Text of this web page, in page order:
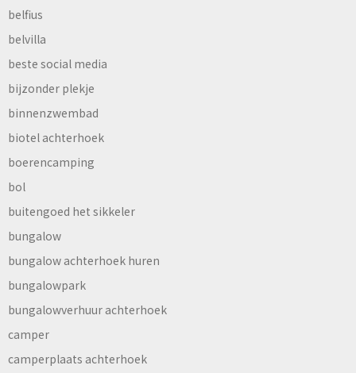
belfius
belvilla
beste social media
bijzonder plekje
binnenzwembad
biotel achterhoek
boerencamping
bol
buitengoed het sikkeler
bungalow
bungalow achterhoek huren
bungalowpark
bungalowverhuur achterhoek
camper
camperplaats achterhoek